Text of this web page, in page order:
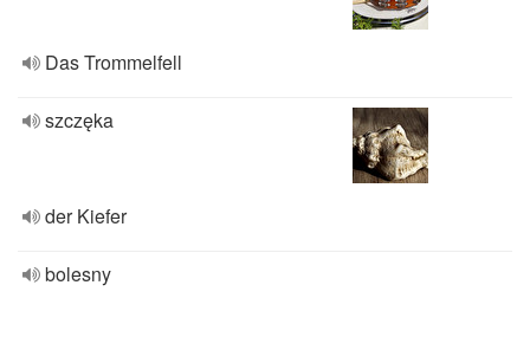
Das Trommelfell
szczęka
der Kiefer
bolesny